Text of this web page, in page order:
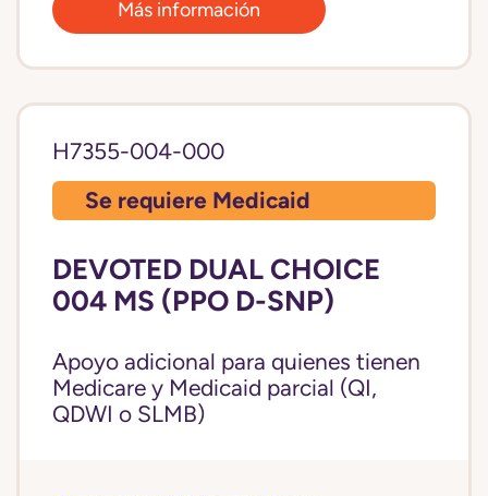
Más información
H7355-004-000
Se requiere Medicaid
DEVOTED DUAL CHOICE
004 MS (PPO D-SNP)
Apoyo adicional para quienes tienen
Medicare y Medicaid parcial (QI,
QDWI o SLMB)